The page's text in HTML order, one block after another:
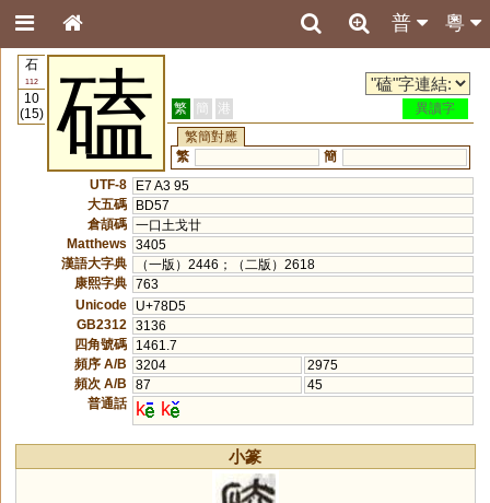
粵
普
石
112
10
(15)
磕 繁 簡 港
異讀字
繁簡對應
繁
簡
UTF-8
E7 A3 95
大五碼
BD57
倉頡碼 一口土戈廿
Matthews
3405
漢語大字典
（一版）2446；（二版）2618
康熙字典 763
Unicode
U+78D5
GB2312
3136
四角號碼
1461.7
頻序 A/B
3204
2975
頻次 A/B
87
45
普通話
k k
小篆